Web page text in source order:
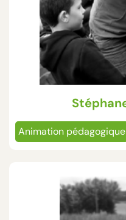
Animation pédagogique